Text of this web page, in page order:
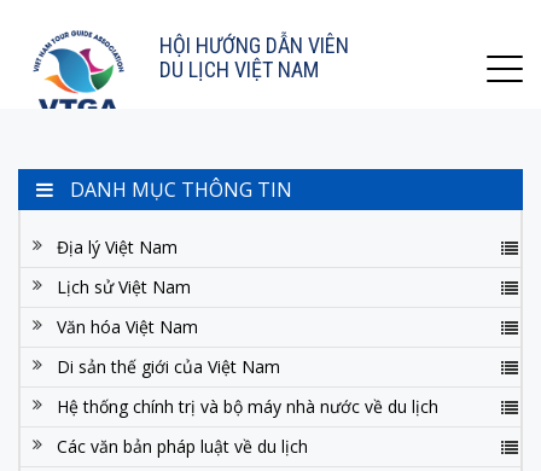
HỘI HƯỚNG DẪN VIÊN
DU LỊCH VIỆT NAM
DANH MỤC THÔNG TIN
Địa lý Việt Nam
Lịch sử Việt Nam
Văn hóa Việt Nam
Di sản thế giới của Việt Nam
Hệ thống chính trị và bộ máy nhà nước về du lịch
Các văn bản pháp luật về du lịch